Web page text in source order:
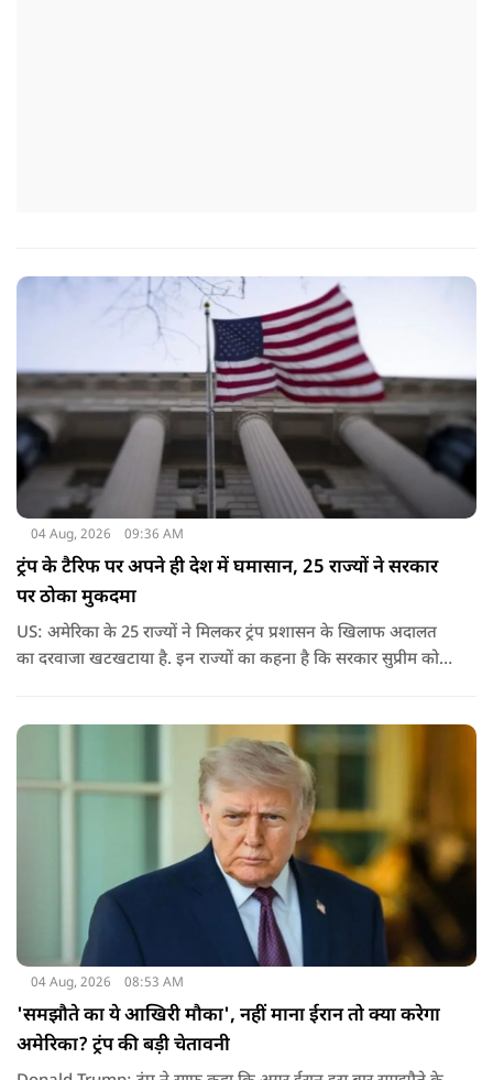
04 Aug, 2026 09:36 AM
ट्रंप के टैरिफ पर अपने ही देश में घमासान, 25 राज्यों ने सरकार
पर ठोका मुकदमा
US: अमेरिका के 25 राज्यों ने मिलकर ट्रंप प्रशासन के खिलाफ अदालत
का दरवाजा खटखटाया है. इन राज्यों का कहना है कि सरकार सुप्रीम कोर्ट
04 Aug, 2026 08:53 AM
'समझौते का ये आखिरी मौका', नहीं माना ईरान तो क्या करेगा
अमेरिका? ट्रंप की बड़ी चेतावनी